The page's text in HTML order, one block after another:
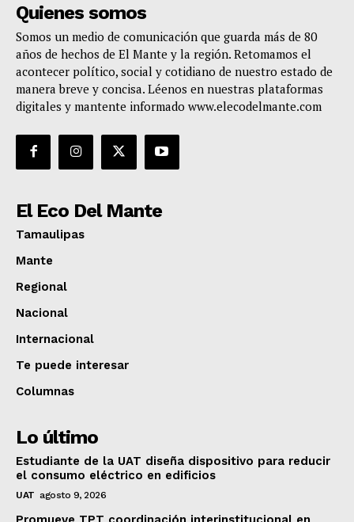
Quienes somos
Somos un medio de comunicación que guarda más de 80
años de hechos de El Mante y la región. Retomamos el
acontecer político, social y cotidiano de nuestro estado de
manera breve y concisa. Léenos en nuestras plataformas
digitales y mantente informado www.elecodelmante.com
El Eco Del Mante
Tamaulipas
Mante
Regional
Nacional
Internacional
Te puede interesar
Columnas
Lo último
Estudiante de la UAT diseña dispositivo para reducir
el consumo eléctrico en edificios
UAT agosto 9, 2026